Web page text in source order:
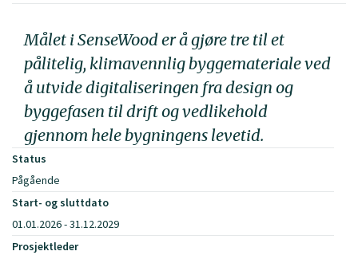
Målet i SenseWood er å gjøre tre til et
pålitelig, klimavennlig byggemateriale ved
å utvide digitaliseringen fra design og
byggefasen til drift og vedlikehold
gjennom hele bygningens levetid.
Status
Pågående
Start- og sluttdato
01.01.2026 - 31.12.2029
Prosjektleder